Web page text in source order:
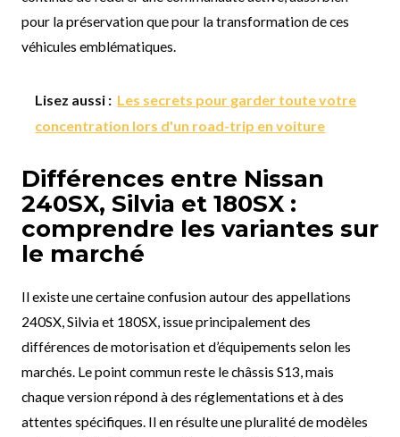
pour la préservation que pour la transformation de ces
véhicules emblématiques.
Lisez aussi : Les secrets pour garder toute votre
concentration lors d'un road-trip en voiture
Différences entre Nissan
240SX, Silvia et 180SX :
comprendre les variantes sur
le marché
Il existe une certaine confusion autour des appellations
240SX, Silvia et 180SX, issue principalement des
différences de motorisation et d’équipements selon les
marchés. Le point commun reste le châssis S13, mais
chaque version répond à des réglementations et à des
attentes spécifiques. Il en résulte une pluralité de modèles